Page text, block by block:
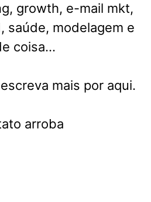
growth, e-mail mkt,
saúde, modelagem e
coisa...
mais por aqui.
arroba